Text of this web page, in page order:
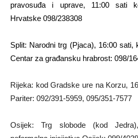
pravosuđa i uprave, 11:00 sati
Hrvatske 098/238308
Split: Narodni trg (Pjaca), 16:00 sati,
Centar za građansku hrabrost: 098/
Rijeka: kod Gradske ure na Korzu,
Pariter: 092/391-5959, 095/351-7577
Osijek: Trg slobode (kod